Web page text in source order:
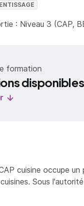
: Niveau 3 (CAP,
formation
disponibles
cuisine occupe un
Sous